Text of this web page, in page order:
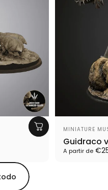
Proveedor:
MINIATURE
Guidraco
A partir de